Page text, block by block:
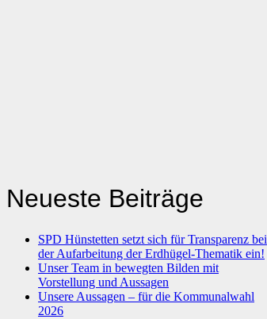
Neueste Beiträge
SPD Hünstetten setzt sich für Transparenz bei
der Aufarbeitung der Erdhügel-Thematik ein!
Unser Team in bewegten Bilden mit
Vorstellung und Aussagen
Unsere Aussagen – für die Kommunalwahl
2026